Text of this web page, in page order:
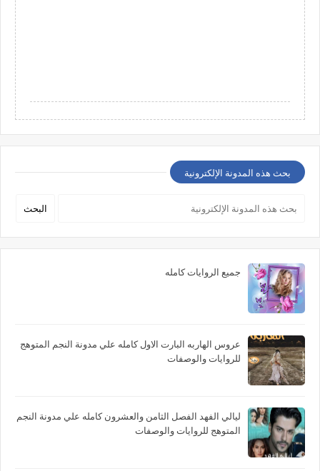
بحث هذه المدونة الإلكترونية
جميع الروايات كامله
عروس الهاربه البارت الاول كامله علي مدونة النجم المتوهج
للروايات والوصفات
ليالي الفهد الفصل الثامن والعشرون كامله علي مدونة النجم
المتوهج للروايات والوصفات